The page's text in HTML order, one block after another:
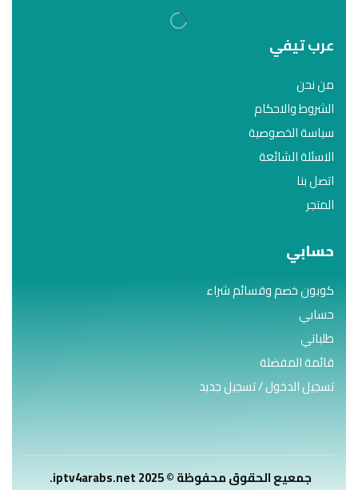
عرب تيفي
من نحن
الشروط والاحكام
سياسة الخصوصية
الاسئلة الشائعة
اتصل بنا
المتجر
حسابي
كوبون خصم وقسائم شراء
حسابي
طلباتي
قائمة المفضلة
تسجيل الدخول / تسجيل جديد
جمعيع الحقوق محفوظة © 2025 iptv4arabs.net.